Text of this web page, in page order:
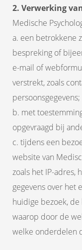
2. Verwerking
Medische
a. een betrokkene
bespreking of
e-mail of
verstrekt, zoals
persoonsgegevens;
b. met
opgevraagd bij
c. tijdens een
website van
zoals het IP-adres,
gegevens over het
huidige bezoek, de
waarop door de
welke onderdelen
van